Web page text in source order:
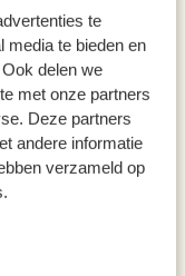
te
media te bieden en
delen we
met onze partners
Deze partners
andere informatie
verzameld op
rond